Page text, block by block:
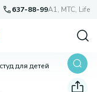
637-88-99A1, МТС, Life
для детей